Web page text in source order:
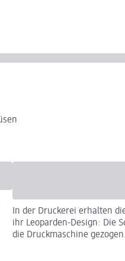
In der Druckerei erhalten
ihr Leoparden-Design: Die
die Druckmaschine gezogen.